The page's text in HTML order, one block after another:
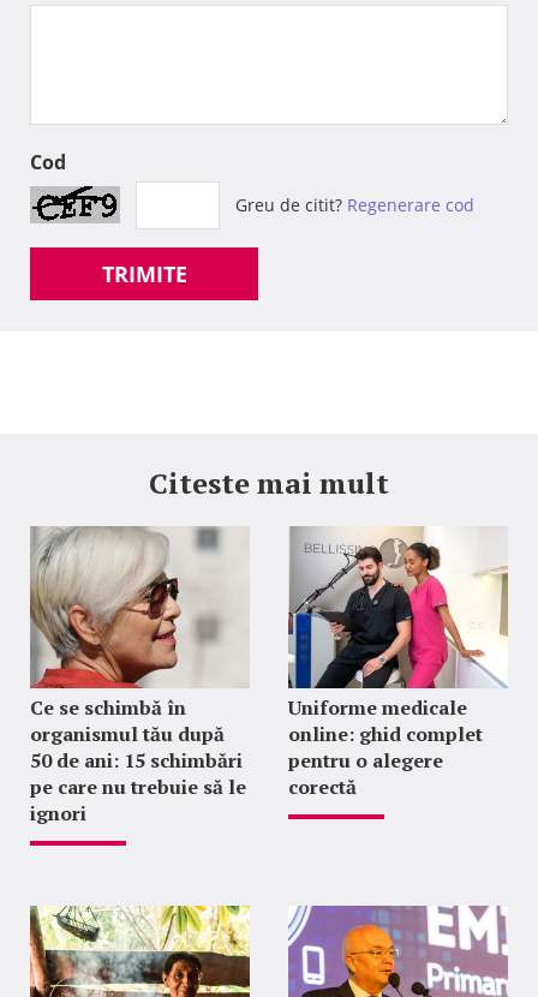
Cod
Greu de citit? Regenerare cod
TRIMITE
Citeste mai mult
Ce se schimbă în
organismul tău după
50 de ani: 15 schimbări
pe care nu trebuie să le
ignori
Uniforme medicale
online: ghid complet
pentru o alegere
corectă